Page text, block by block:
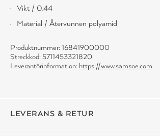
Vikt / 0.44
Material / Återvunnen polyamid
Produktnummer: 16841900000
Streckkod: 5711453321820
Leverantörinformation: https://www.samsoe.com
LEVERANS & RETUR